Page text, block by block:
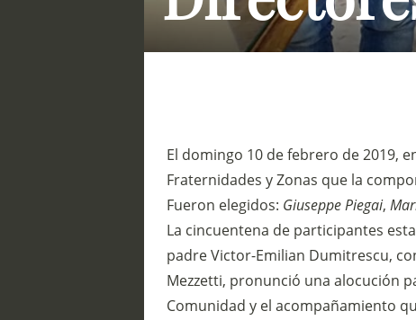
El domingo 10 de febrero de 2019,
Fraternidades y Zonas que la
Fueron elegidos: Giuseppe Piegai,
La cincuentena de participantes
padre Victor-Emilian Dumitrescu,
Mezzetti, pronunció una alocución
Comunidad y el acompañamiento